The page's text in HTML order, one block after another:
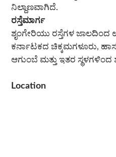
ನಿಲ್ದಾಣವಾಗಿದೆ.
ರಸ್ತೆಮಾರ್ಗ
ಶೃಂಗೇರಿಯು ರಸ್ತೆಗಳ
ಕರ್ನಾಟಕದ ಚಿಕ್ಕಮಗಳೂರು,
ಆಗುಂಬೆ ಮತ್ತು ಇತರ ಸ್ಥಳಗಳಿಂದ
Location